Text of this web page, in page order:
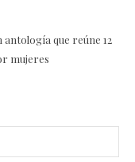
que reúne 12
mujeres